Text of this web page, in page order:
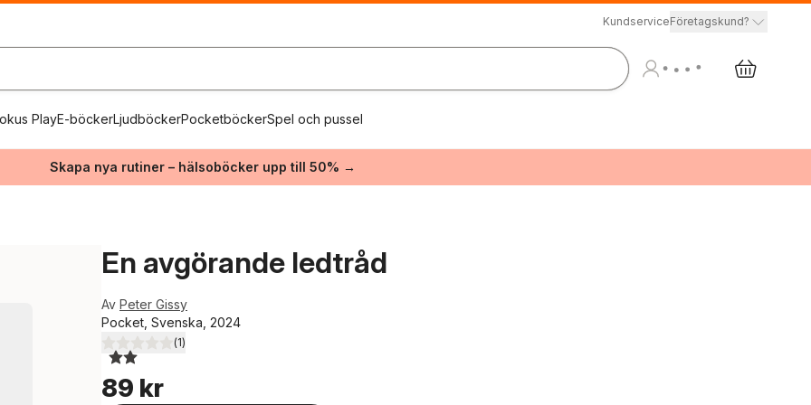
KundserviceFöretagskund?
PlayE-böckerLjudböckerPocketböckerSpel och pussel
Skapa nya rutiner – hälsoböcker upp till 50% →
En avgörande ledtråd
Av Peter Gissy
Pocket, Svenska, 2024
2,0utav 5 stjärnor. Totalt antal röster:
(1)
89 kr